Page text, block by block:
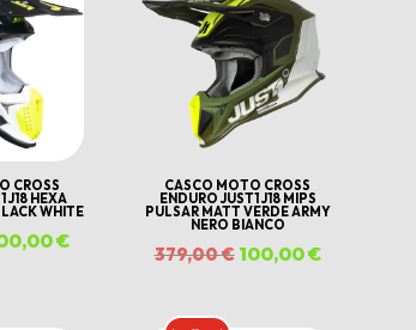
CROSS
J18 HEXA
WHITE
€Il
CASCO MOTO CROSS
ENDURO JUST1 J18 MIPS
PULSAR MATT VERDE ARMY
NERO BIANCO
379,00€ Il
100,00€Il